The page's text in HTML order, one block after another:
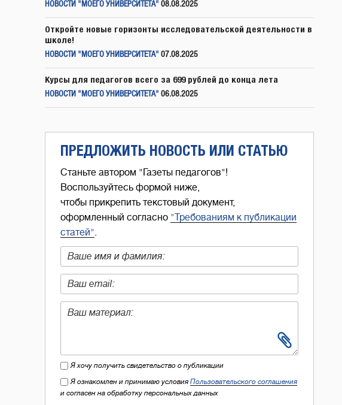
НОВОСТИ "МОЕГО УНИВЕРСИТЕТА" 08.08.2025
Откройте новые горизонты исследовательской деятельности в
школе!
НОВОСТИ "МОЕГО УНИВЕРСИТЕТА" 07.08.2025
Курсы для педагогов всего за 699 рублей до конца лета
НОВОСТИ "МОЕГО УНИВЕРСИТЕТА" 06.08.2025
ПРЕДЛОЖИТЬ НОВОСТЬ ИЛИ СТАТЬЮ
Станьте автором "Газеты педагогов"!
Воспользуйтесь формой ниже,
чтобы прикрепить текстовый документ,
оформленный согласно "Требованиям к публикации
статей".
Я хочу получить свидетельство о публикации
Я ознакомлен и принимаю условия Пользовательского соглашения
и согласен на обработку персональных данных